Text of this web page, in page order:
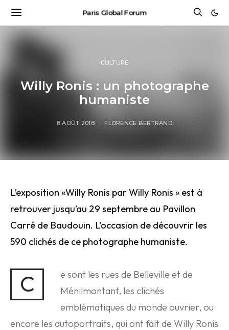
Paris Global Forum
CULTURE
Willy Ronis : un photographe
humaniste
8 AOÛT 2018 FLORENCE BERTRAND
L’exposition «Willy Ronis par Willy Ronis » est à
retrouver jusqu’au 29 septembre au Pavillon
Carré de Baudouin. L’occasion de découvrir les
590 clichés de ce photographe humaniste.
C
e sont les rues de Belleville et de
Ménilmontant, les clichés
emblématiques du monde ouvrier, ou
encore les autoportraits, qui ont fait de Willy Ronis